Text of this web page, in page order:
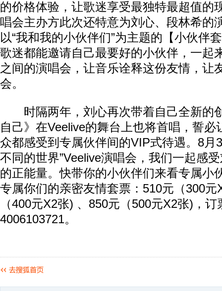
的价格体验，让歌迷享受最独特最超值的
唱会主办方此次还特意为刘心、段林希的
以“我和我的小伙伴们”为主题的【小伙伴
歌迷都能邀请自己最要好的小伙伴，一起
之间的演唱会，让音乐诠释这份友情，让
会。
时隔两年，刘心再次带着自己全新的
自己》在Veelive的舞台上也将首唱，誓必
众都感受到专属伙伴间的VIP式待遇。8月
不同的世界”Veelive演唱会，我们一起感
的正能量。快带你的小伙伴们来看专属小
专属你们的亲密友情套票：510元（300元
（400元X2张) 、850元（500元X2张)，订
4006103721。